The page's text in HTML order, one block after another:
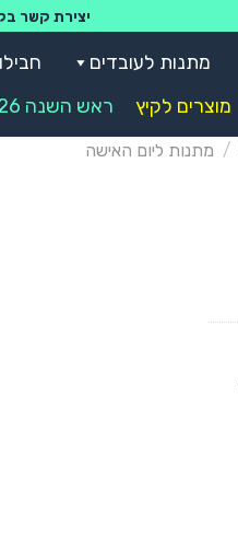
יצירת קשר
מתנות לעובדים
מוצרים לקיץ ראש השנה 2026
/ מתנות ליום האישה